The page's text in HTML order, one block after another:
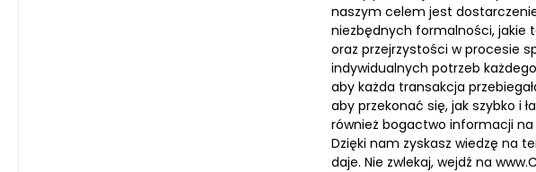
naszym celem jest
niezbędnych formalności, jakie
oraz przejrzystości w procesie
indywidualnych potrzeb
aby każda transakcja
aby przekonać się, jak szybko i
również bogactwo informacji
Dzięki nam zyskasz wiedzę na
daje. Nie zwlekaj, wejdź na